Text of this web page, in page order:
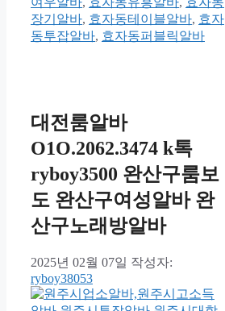
장기알바, 효자동테이블알바, 효자
동투잡알바, 효자동퍼블릭알바
대전룸알바
O1O.2062.3474 k톡
ryboy3500 완산구룸보
도 완산구여성알바 완
산구노래방알바
2025년 02월 07일 작성자:
ryboy38053